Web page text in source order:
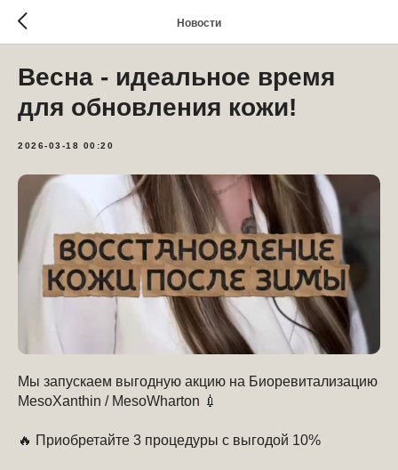
Новости
Весна - идеальное время
для обновления кожи!
2026-03-18 00:20
Мы запускаем выгодную акцию на Биоревитализацию
MesoXanthin / MesoWharton 💉
🔥 Приобретайте 3 процедуры с выгодой 10%